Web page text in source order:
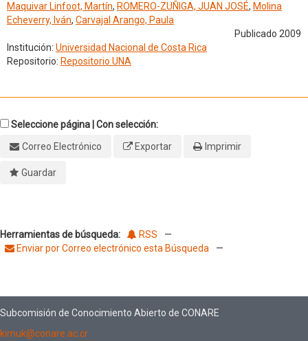
Maquivar Linfoot, Martín, ROMERO-ZUÑIGA, JUAN JOSÉ, Molina
Echeverry, Iván, Carvajal Arango, Paula
Publicado 2009
Institución: Universidad Nacional de Costa Rica
Repositorio: Repositorio UNA
Seleccione página | Con selección:
Correo Electrónico
Exportar Imprimir
Guardar
Herramientas de búsqueda: RSS
—
Enviar por Correo electrónico esta Búsqueda
—
Subcomisión de Conocimiento Abierto de CONARE
kimuk@conare.ac.cr